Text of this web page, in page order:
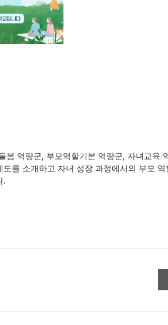
봄 역량군 부모역할기본 역량군 자녀교육
를 소개하고 자녀 성장 과정에서의 부모 역
.